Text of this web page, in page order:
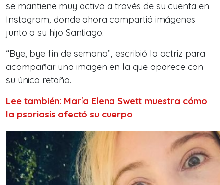
se mantiene muy activa a través de su cuenta en
Instagram, donde ahora compartió imágenes
junto a su hijo Santiago.
“Bye, bye fin de semana”, escribió la actriz para
acompañar una imagen en la que aparece con
su único retoño.
Lee también: María Elena Swett muestra cómo
la psoriasis afectó su cuerpo